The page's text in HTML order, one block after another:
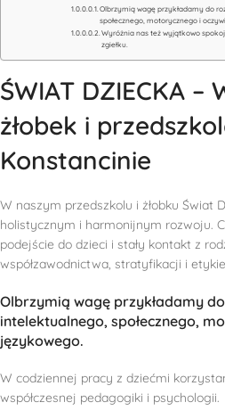
Olbrzymią wagę przykładamy do
społecznego, motorycznego i
Wyróżnia nas też wyjątkowo
zgiełku.
ŚWIAT DZIECKA –
żłobek i
Konstancinie
W naszym przedszkolu i żłobku Świat
holistycznym i harmonijnym rozwoju.
podejście do dzieci i stały kontakt z
współzawodnictwa, stratyfikacji i
Olbrzymią wagę przykładamy
intelektualnego, społecznego,
językowego.
W codziennej pracy z dziećmi
współczesnej pedagogiki i psychologii.